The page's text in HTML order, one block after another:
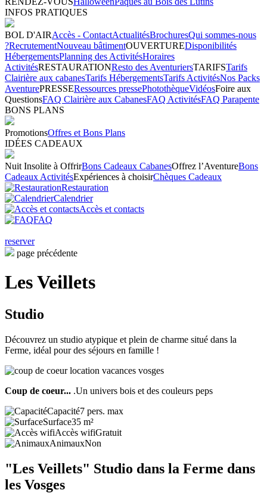
INFOS PRATIQUES
BOL D'AIRAccès - ContactActualitésBrochuresQui sommes-nous
?RecrutementNouveau bâtimentOUVERTUREDisponibilités
HébergementsPlanning des ActivitésHoraires
ActivitésRESTAURATIONResto des AventuriersTARIFSTarifs
Clairière aux cabanesTarifs HébergementsTarifs ActivitésNos Packs
AventurePRESSERessources pressePhotothèqueVidéosFoire aux
QuestionsFAQ Clairière aux CabanesFAQ ActivitésFAQ Parapente
BONS PLANS
PromotionsOffres et Bons Plans
IDÉES CADEAUX
Nuit Insolite à OffrirBons Cadeaux CabanesOffrez l’AventureBons
Cadeaux ActivitésExpériences à choisirChèques Cadeaux
Restauration
Calendrier
Accès et contacts
FAQ
reserver
page précédente
Les Veillets
Studio
Découvrez un studio atypique et plein de charme situé dans la
Ferme, idéal pour des séjours en famille !
Coup de coeur... .Un univers bois et des couleurs peps
Capacité7 pers. max
Surface35 m²
Accès wifiGratuit
AnimauxNon
"Les Veillets" Studio dans la Ferme dans
les Vosges